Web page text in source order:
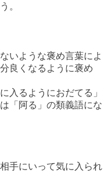
。
いような褒め言葉によ
良くなるように褒め
入るようにおだてる」
「阿る」の類義語にな
手にいって気に入られ